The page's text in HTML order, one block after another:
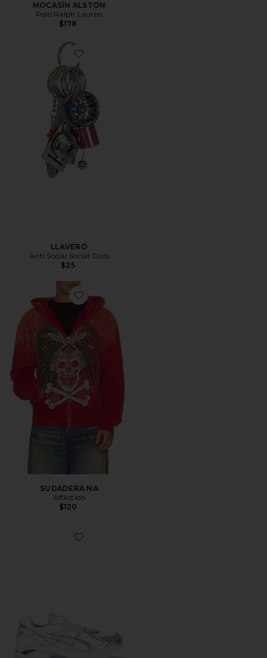
MOCASÍN ALSTON
Polo Ralph Lauren
$178
Favorite LLAVERO
LLAVERO
Anti Social Social Club
$25
Favorite SUDADERA NA
SUDADERA NA
Affliction
$120
Favorite ZAPATILLA DEPORTIVA GT-2160